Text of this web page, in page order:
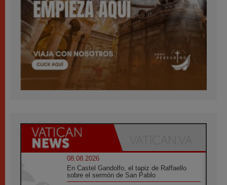
08.08.2026
En Castel Gandolfo, el tapiz de Raffaello
sobre el sermón de San Pablo